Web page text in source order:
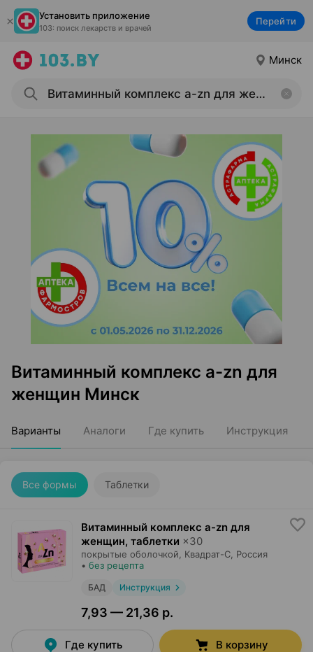
Установить приложение
103: поиск лекарств и врачей
Перейти
Минск
Витаминный комплекс a-zn для
женщин Минск
Варианты Аналоги Где купить Инструкция
Все формы Таблетки
Витаминный комплекс a-zn для
женщин, таблетки ×30
покрытые оболочкой, Квадрат-С , Россия
• без рецепта
БАД Инструкция
7,93 — 21,36 р.
Где купить В корзину